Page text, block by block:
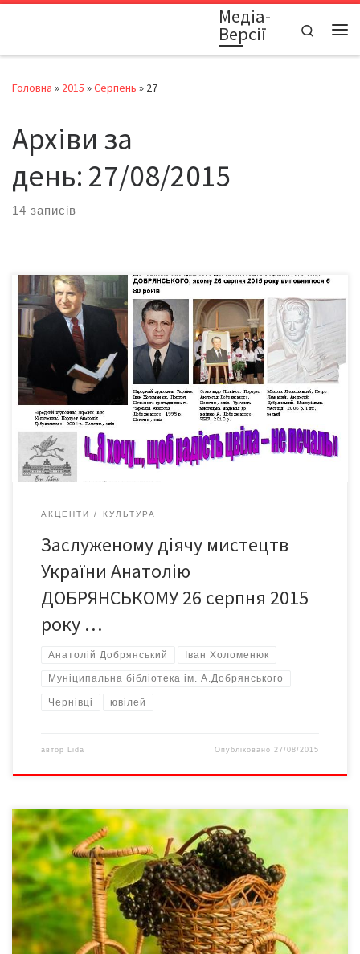
Медіа-
Версії
Search
Головна » 2015 »Серпень » 27
Архіви за
день: 27/08/2015
14 записів
Постать заслуженого діяча мистецтв України Анатолія
Миколайовича Добрянського (1935-2003) і сьогодні
вирізняється особливою значимістю у культурному житті
Чернівців, настільки масштабною була його просвітницька та
наукова діяльність. Він є автором численних книжок,
поетичних творів, наукових статей, перекладів тощо. Як
талановитого педагога, доцента кафедри української
літератури та людину енциклопедичних знань шанують його
[…]
АКЦЕНТИ КУЛЬТУРА
Заслуженому діячу мистецтв
України Анатолію
ДОБРЯНСЬКОМУ 26 серпня 2015
року …
Анатолій Добрянський Іван Холоменюк
Муніципальна бібліотека ім. А.Добрянського
Чернівці ювілей
автор Lida Опубліковано 27/08/2015
Лікувальні властивості цієї рослини унікальні: вона помічна при
онкохворобах, недугах шлунково-кишкового тракту, нервів,
суглобів, ревматизмі, потужно зміцнює імунітет і допомагає
при перевтомі. Це далеко не повний перелік впливів цілющих
ягідок на людський організм. Корисними є чи не всі частини
рослини, бо містять широкий набір біологічно активних